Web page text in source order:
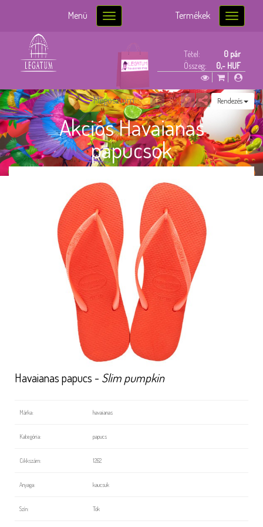
Toggle
navigation
Menü
Toggle
navigation
Termékek
Tétel:
0 pár
Összeg:
0,- HUF
Megosztom: Rendezés
Akciós Havaianas
papucsok
Havaianas papucs - Slim pumpkin
Márka: havaianas
Kategória: papucs
Cikkszám: 1262
Anyaga: kaucsuk
Szín: Tök